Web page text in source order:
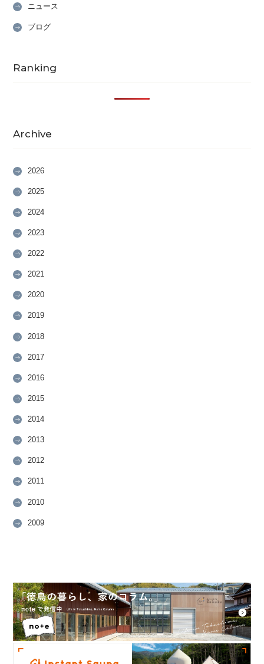
ニュース
ブログ
Ranking
Archive
2026
2025
2024
2023
2022
2021
2020
2019
2018
2017
2016
2015
2014
2013
2012
2011
2010
2009